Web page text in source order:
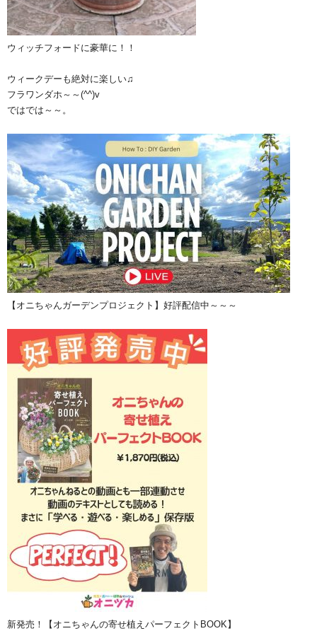
ウィッチフォードに豪華に！！
ウィークデーも絶対に楽しい♫
フラワンダホ～～(^^)v
ではでは～～。
【オニちゃんガーデンプロジェクト】好評配信中～～～
新発売！【オニちゃんの寄せ植えパーフェクトBOOK】